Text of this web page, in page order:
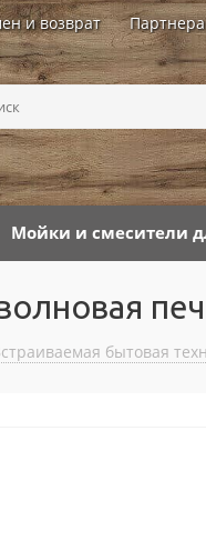
и возврат
Мойки и смесители
бытовая